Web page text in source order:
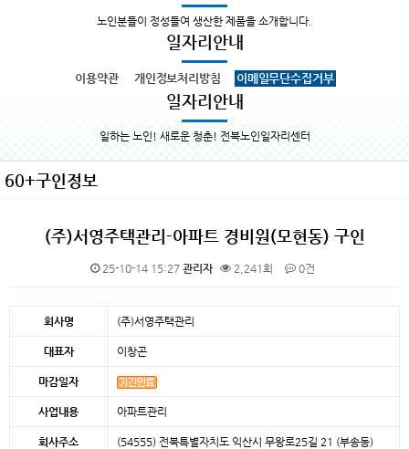
노인분들이 정성들여 생산한 제품을 소개합니다.
일자리안내
이용약관 개인정보처리방침 이메일무단수집거부
일자리안내
일하는 노인! 새로운 청춘! 전북노인일자리센터
60+구인정보
(주)서영주택관리-아파트 경비원(모현동) 구인
25-10-14 15:27 관리자 2,241회 0건
회사명 (주)서영주택관리
대표자 이창곤
마감일자
사업내용 아파트관리
회사주소 (54555) 전북특별자치도 익산시 무왕로25길 21 (부송동)